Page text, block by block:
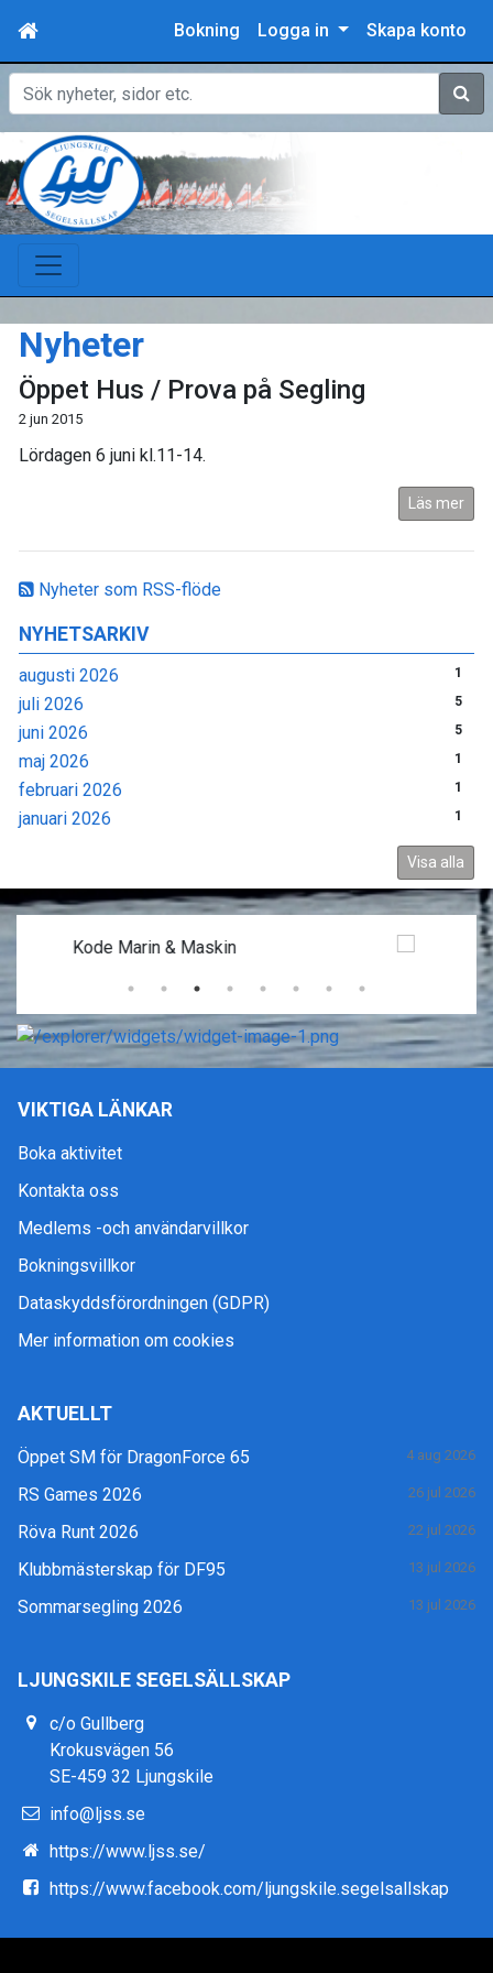
Bokning Logga in Skapa konto
Sök
Nyheter som RSS-flöde
NYHETSARKIV
augusti 2026 1
juli 2026 5
juni 2026 5
maj 2026 1
februari 2026 1
januari 2026 1
Visa alla
Nyheter
Öppet Hus / Prova på Segling
2 jun 2015
Lördagen 6 juni kl.11-14.
Läs mer
VIKTIGA LÄNKAR
Boka aktivitet
Kontakta oss
Medlems -och användarvillkor
Bokningsvillkor
Dataskyddsförordningen (GDPR)
Mer information om cookies
AKTUELLT
Öppet SM för DragonForce 65 4 aug 2026
RS Games 2026 26 jul 2026
Röva Runt 2026 22 jul 2026
Klubbmästerskap för DF95 13 jul 2026
Sommarsegling 2026 13 jul 2026
LJUNGSKILE SEGELSÄLLSKAP
c/o Gullberg
Krokusvägen 56
SE-459 32 Ljungskile
info@ljss.se
https://www.ljss.se/
https://www.facebook.com/ljungskile.segelsallskap